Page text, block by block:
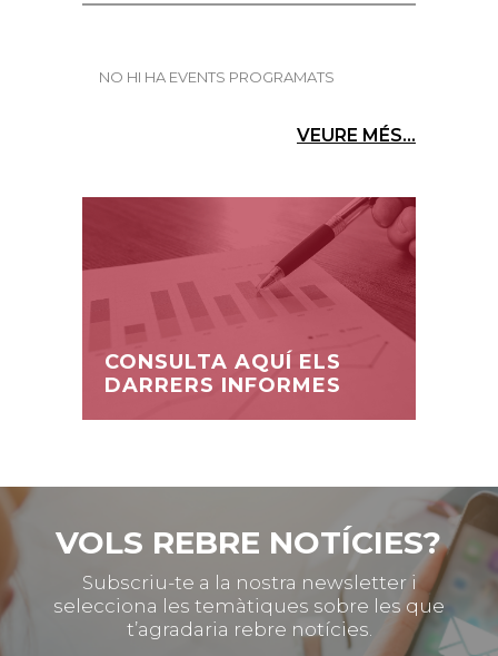
NO HI HA EVENTS PROGRAMATS
VEURE MÉS...
CONSULTA AQUÍ ELS
DARRERS INFORMES
VOLS REBRE NOTÍCIES?
Subscriu-te a la nostra newsletter i
selecciona les temàtiques sobre les que
t’agradaria rebre notícies.